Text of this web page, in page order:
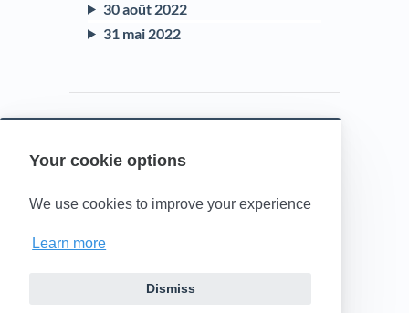
Your cookie options
We use cookies to improve your experience
Learn more
Dismiss
30 août 2022
31 mai 2022
Powered by HelpDocs